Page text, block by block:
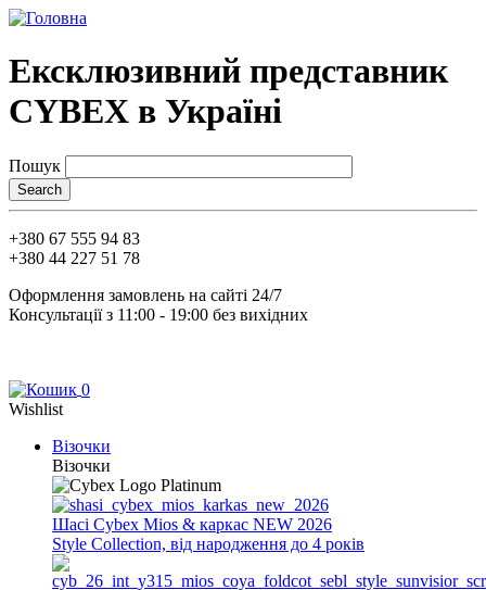
Перейти
основного
вмісту
Ексклюзивний представник
CYBEX в Україні
Пошук
+380 67 555 94 83
+380 44 227 51 78
Оформлення замовлень на сайті 24/7
Консультації з 11:00 - 19:00 без вихідних
0
Wishlist
navigation
Візочки
Візочки
Шасі Cybex Mios & каркас NEW 2026
Style Collection, від народження до 4 років